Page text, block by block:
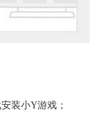
装小Y游戏；